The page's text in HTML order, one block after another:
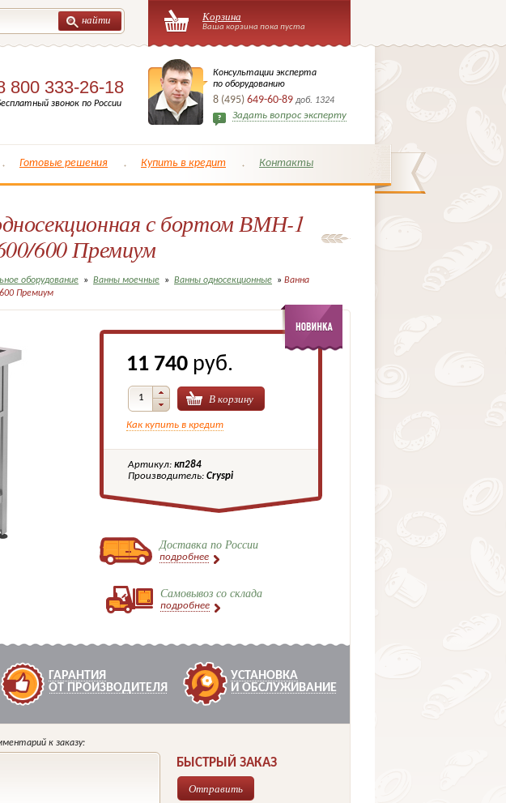
Корзина
Ваша корзина пока пуста
найти
800 333-26-18
звонок по России
Консультации эксперта
по оборудованию
8 (495) 649-60-89 доб. 1324
Задать вопрос эксперту
Готовые решения Купить в кредит Контакты
с бортом ВМН-1
600 Премиум
оборудование » Ванны моечные » Ванны односекционные » Ванна
Премиум
11 740 руб.
В корзину
Как купить в кредит
Артикул: кп284
Производитель: Cryspi
Доставка по России
подробнее
Самовывоз со склада
подробнее
ГАРАНТИЯ
ОТ ПРОИЗВОДИТЕЛЯ
УСТАНОВКА
И ОБСЛУЖИВАНИЕ
к заказу:
БЫСТРЫЙ ЗАКАЗ
Отправить